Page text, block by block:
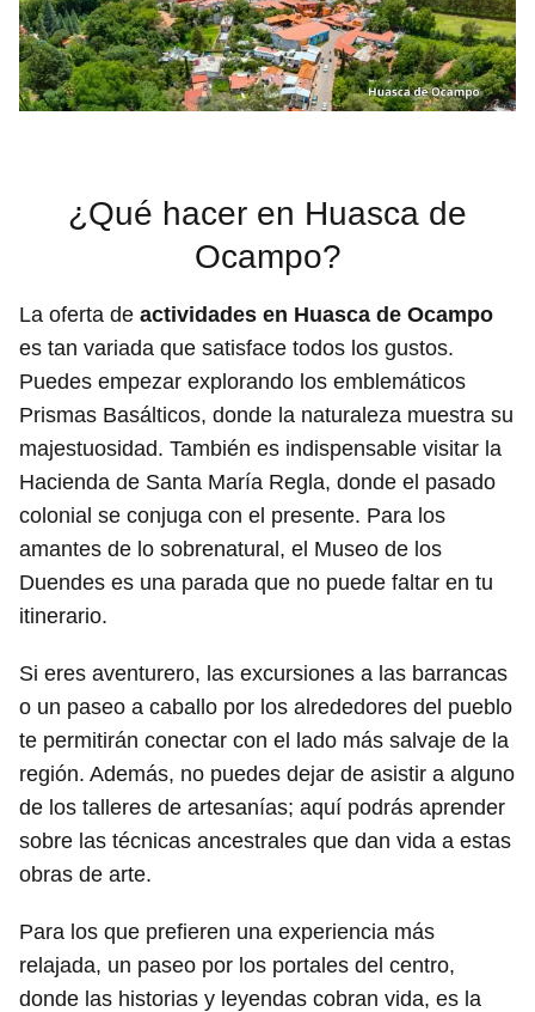
¿Qué hacer en Huasca de
Ocampo?
La oferta de actividades en Huasca de Ocampo
es tan variada que satisface todos los gustos.
Puedes empezar explorando los emblemáticos
Prismas Basálticos, donde la naturaleza muestra su
majestuosidad. También es indispensable visitar la
Hacienda de Santa María Regla, donde el pasado
colonial se conjuga con el presente. Para los
amantes de lo sobrenatural, el Museo de los
Duendes es una parada que no puede faltar en tu
itinerario.
Si eres aventurero, las excursiones a las barrancas
o un paseo a caballo por los alrededores del pueblo
te permitirán conectar con el lado más salvaje de la
región. Además, no puedes dejar de asistir a alguno
de los talleres de artesanías; aquí podrás aprender
sobre las técnicas ancestrales que dan vida a estas
obras de arte.
Para los que prefieren una experiencia más
relajada, un paseo por los portales del centro,
donde las historias y leyendas cobran vida, es la